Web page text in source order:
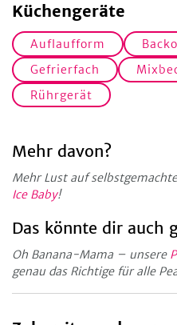
Küchengeräte
Auflaufform
Gefrierfach
Rührgerät
Mehr davon?
Mehr Lust auf
Ice Baby!
Das könnte dir auch
Oh Banana-Mama – unsere
genau das Richtige für alle